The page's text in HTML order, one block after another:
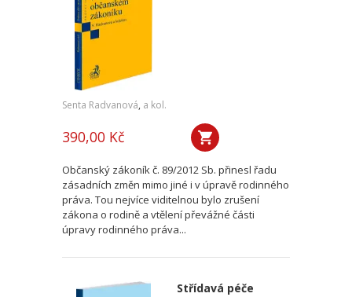
Senta Radvanová, a kol.
390,00 Kč
Občanský zákoník č. 89/2012 Sb. přinesl řadu
zásadních změn mimo jiné i v úpravě rodinného
práva. Tou nejvíce viditelnou bylo zrušení
zákona o rodině a vtělení převážné části
úpravy rodinného práva...
Střídavá péče